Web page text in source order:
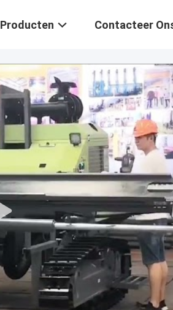
Producten Contacteer